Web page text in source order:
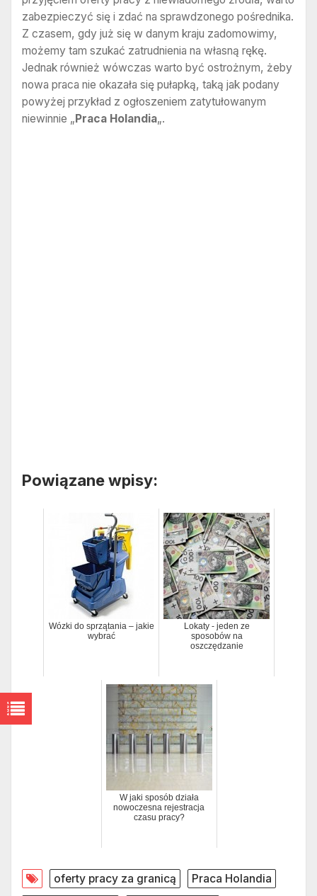
zabezpieczyć się i zdać na sprawdzonego pośrednika.
Z czasem, gdy już się w danym kraju zadomowimy,
możemy tam szukać zatrudnienia na własną rękę.
Jednak również wówczas warto być ostrożnym, żeby
nowa praca nie okazała się pułapką, taką jak podany
powyżej przykład z ogłoszeniem zatytułowanym
niewinnie „Praca Holandia„.
Powiązane wpisy:
Wózki do sprzątania – jakie
wybrać
Lokaty - jeden ze
sposobów na
oszczędzanie
W jaki sposób działa
nowoczesna rejestracja
czasu pracy?
oferty pracy za granicą
Praca Holandia